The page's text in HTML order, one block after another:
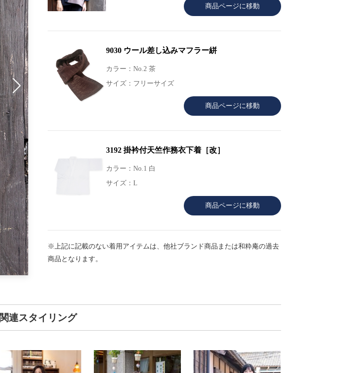
商品ページに移動
9030 ウール差し込みマフラー絣
カラー：No.2 茶
サイズ：フリーサイズ
商品ページに移動
3192 掛衿付天竺作務衣下着［改］
カラー：No.1 白
サイズ：L
商品ページに移動
※上記に記載のない着用アイテムは、他社ブランド商品または和粋庵の過去
商品となります。
関連スタイリング